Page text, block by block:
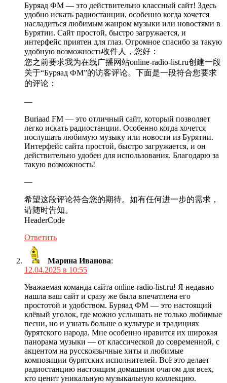
Буряад ФМ — это действительно классный сайт! Здесь
удобно искать радиостанции, особенно когда хочется
насладиться любимым жанром музыки или новостями в
Бурятии. Сайт простой, быстро загружается, и
интерфейс приятен для глаз. Огромное спасибо за такую
удобную возможность收件人，您好：
您之前要求我为在线广播网站online-radio-list.ru创建一段
关于“Буряад ФМ”的访客评论。下面是一段符合您要求
的评论：
—
Buriaad FM — это отличный сайт, который позволяет
легко искать радиостанции. Особенно когда хочется
послушать любимую музыку или новости из Бурятии.
Интерфейс сайта простой, быстро загружается, и он
действительно удобен для использования. Благодарю за
такую возможность!
—
希望这段评论符合您的期待。如有任何进一步的需求，
请随时告知。
HeaderCode
Ответить
Марина Иванова:
12.04.2025 в 10:55
Уважаемая команда сайта online-radio-list.ru! Я недавно
нашла ваш сайт и сразу же была впечатлена его
простотой и удобством. Буряад ФМ — это настоящий
клёвый уголок, где можно услышать не только любимые
песни, но и узнать больше о культуре и традициях
бурятского народа. Мне особенно нравится их широкая
панорама музыки — от классической до современной, с
акцентом на русскоязычные хиты и любимые
композиции бурятских исполнителей. Всё это делает
радиостанцию настоящим домашним очагом для всех,
кто ценит уникальную музыкальную коллекцию.